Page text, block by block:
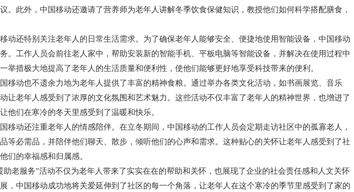
。此外，中国移动还邀请了营养师为老年人讲解冬季饮食保健知识，教授他们如何科学搭配膳食，
动还特别关注老年人的日常生活需求。为了确保老年人能够安全、便捷地使用智能设备，中国移动
。工作人员会前往老人家中，帮助安装新的智能手机、平板电脑等智能设备，并解决在使用过程中
举措极大地提高了老年人的生活质量和便利性，使他们能够更好地享受科技带来的便利。
移动也不遗余力地为老年人提供了丰富的精神食粮。通过举办各类文化活动，如书画展览、音乐
让老年人感受到了浓厚的文化氛围和艺术魅力。这些活动不仅丰富了老年人的精神世界，也增进了
他们在寒冷的冬天里感受到了温暖和快乐。
移动还注重老年人的情感陪伴。在立冬期间，中国移动的工作人员会定期走访社区中的孤寡老人，
等必需品，并陪伴他们聊天、散步，倾听他们的心声和需求。这种贴心的关怀让老年人感受到了社
们的幸福感和归属感。
助老服务”活动不仅为老年人带来了实实在在的帮助和关怀，也展现了企业的社会责任感和人文关怀
，中国移动成功地将关爱延伸到了社区的每一个角落，让老年人在这个寒冷的季节里感受到了家的